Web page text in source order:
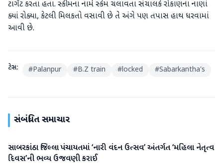
ટાર્ગેટ કરતા હતા. સ્કીમના નામે સ્કેમ ચલાવતા સંચાલકે રોકાણના નાણાં
ક્યાં રોક્યા, કેટલી મિલકતો વસાવી છે તે અંગે પણ તપાસ હાથ ધરવામાં
આવી છે.
ટેગ્સ: #Palanpur #B.Z train #locked #Sabarkantha's
સંબંધિત સમાચાર
સાબરકાંઠા
સાબરકાંઠા જિલ્લા પંચાયતમાં ‘નારી વંદન ઉત્સવ’ અંતર્ગત ‘મહિલા નેતૃત્વ
દિવસ’ની ભવ્ય ઉજવણી કરાઈ